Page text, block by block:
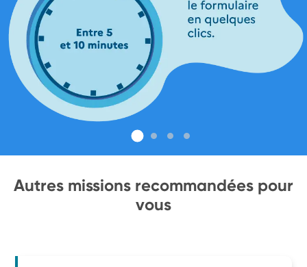
Autres missions recommandées pour
vous